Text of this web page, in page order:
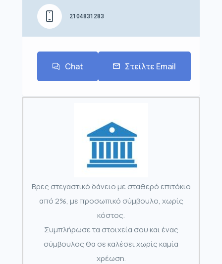
2104831283
Chat Στείλτε Email
Βρες στεγαστικό δάνειο με σταθερό επιτόκιο
από 2%, με προσωπικό σύμβουλο, χωρίς
κόστος.
Συμπλήρωσε τα στοιχεία σου και ένας
σύμβουλος θα σε καλέσει χωρίς καμία
χρέωση.